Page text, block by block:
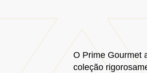
O Prime Gourmet
coleção